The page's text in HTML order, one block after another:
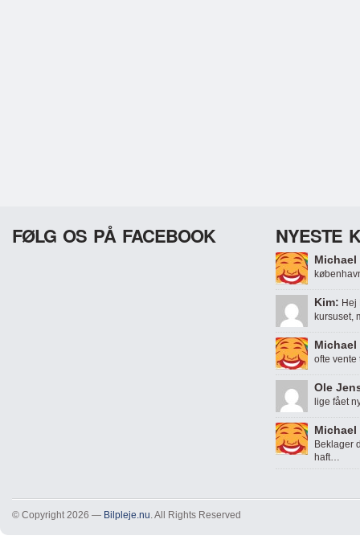
FØLG OS PÅ FACEBOOK NYESTE
Michael
Kim: Hej
kursuset,
Michael
ofte
Ole
lige fået
Michael
Beklager
haft…
© Copyright 2026 — Bilpleje.nu. All Rights Reserved